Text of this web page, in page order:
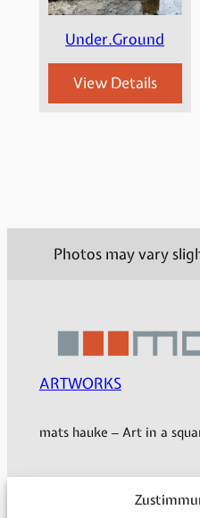
Under.Ground
View Details
Photos may vary
ARTWORKS
mats hauke – Art in a
My Account